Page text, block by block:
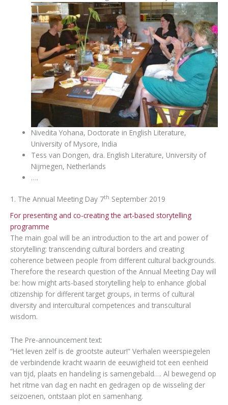
Nivedita Yohana, Doctorate in English Literature,
University of Mysore, India
Tess van Dongen, dra. English Literature, University of
Nijmegen, Netherlands
….
1. The Annual Meeting Day 7th September 2019
For presenting and co-creating the art-based storytelling
programme
The main goal will be an introduction to the art and power of
storytelling: transcending cultural borders and creating
coherence between people from different cultural backgrounds.
Therefore the research question of the Annual Meeting Day will
be: how might arts-based storytelling help to enhance global
citizenship for different target groups, in terms of cultural
diversity and intercultural competences and transcultural
wisdom.
The Pre-announcement text:
“Het leven zelf is de grootste auteur!” Verhalen weerspiegelen
de verbindende kracht waarin de eeuwigheid tot een eenheid
van tijd, plaats en handeling is samengebald…. Al bewegend op
het ritme van dag en nacht en gedragen op de wisseling der
seizoenen, ontstaan plot en samenhang.